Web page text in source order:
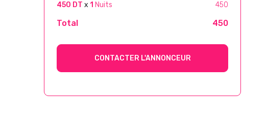
450 DT x 1 Nuits 450
Total 450
CONTACTER L'ANNONCEUR